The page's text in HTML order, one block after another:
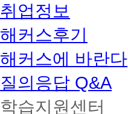
취업정보
해커스후기
해커스에 바란다
질의응답 Q&A
학습지원센터